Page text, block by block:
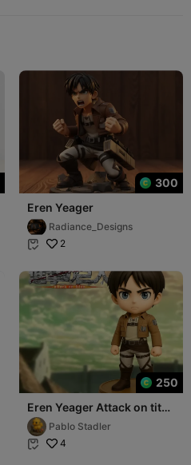
300
Eren Yeager
Radiance_Designs
 2
250
Eren Yeager Attack on titan
(Shigeki no kyojin) Chibi
Pablo Stadler
 4